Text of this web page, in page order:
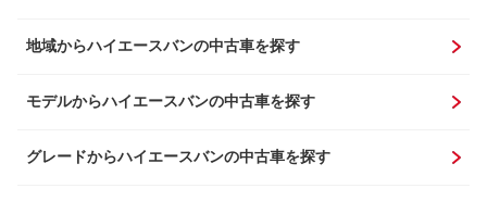
地域からハイエースバンの中古車を探す
モデルからハイエースバンの中古車を探す
グレードからハイエースバンの中古車を探す